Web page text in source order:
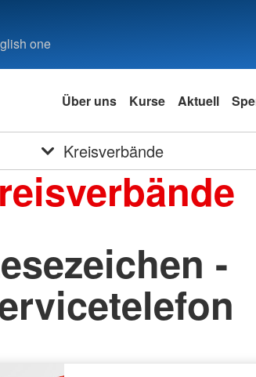
one
Über uns Kurse Aktuell
Kreisverbände
-